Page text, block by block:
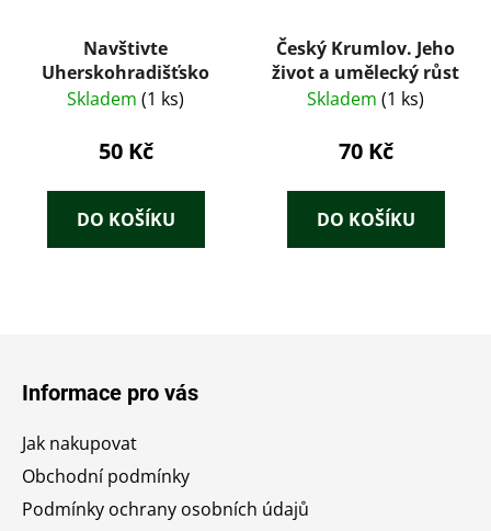
Navštivte
Uherskohradišťsko
Skladem (1 ks)
50 Kč
DO KOŠÍKU
Český Krumlov. Jeho
život a umělecký růst
Skladem (1 ks)
70 Kč
DO KOŠÍKU
Informace pro vás
Jak nakupovat
Obchodní podmínky
Podmínky ochrany osobních údajů